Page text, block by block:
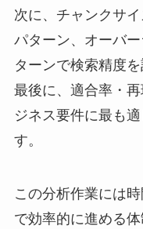
次に、チャンクサ
パターン、オーバ
ターンで検索精度を
最後に、適合率・
ジネス要件に最も
す。
この分析作業には
で効率的に進める体